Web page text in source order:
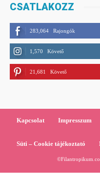
CSATLAKOZZ
283,064 Rajongók
1,570 Követő
21,681 Követő
Kapcsolat Impresszum
Süti – Cookie tájékoztató